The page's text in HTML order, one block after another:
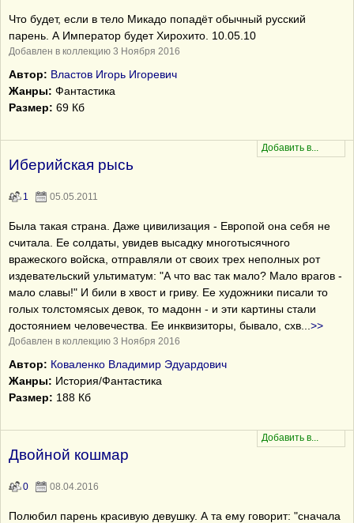
Что будет, если в тело Микадо попадёт обычный русский
парень. А Император будет Хирохито. 10.05.10
Добавлен в коллекцию 3 Ноября 2016
Автор: Властов Игорь Игоревич
Жанры: Фантастика
Размер: 69 Кб
Иберийская рысь
1 05.05.2011
Была такая страна. Даже цивилизация - Европой она себя не
считала. Ее солдаты, увидев высадку многотысячного
вражеского войска, отправляли от своих трех неполных рот
издевательский ультиматум: "А что вас так мало? Мало врагов -
мало славы!" И били в хвост и гриву. Ее художники писали то
голых толстомясых девок, то мадонн - и эти картины стали
достоянием человечества. Ее инквизиторы, бывало, схв
>>
Добавлен в коллекцию 3 Ноября 2016
Автор: Коваленко Владимир Эдуардович
Жанры: История/Фантастика
Размер: 188 Кб
Двойной кошмар
0 08.04.2016
Полюбил парень красивую девушку. А та ему говорит: "сначала